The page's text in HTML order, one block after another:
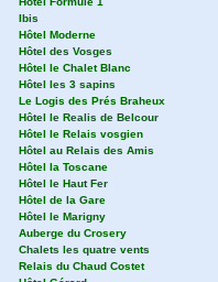
Ibis
Hôtel Moderne
Hôtel des Vosges
Hôtel le Chalet Blanc
Hôtel les 3 sapins
Le Logis des Prés Braheux
Hôtel le Realis de Belcour
Hôtel le Relais vosgien
Hôtel au Relais des Amis
Hôtel la Toscane
Hôtel le Haut Fer
Hôtel de la Gare
Hôtel le Marigny
Auberge du Crosery
Chalets les quatre vents
Relais du Chaud Costet